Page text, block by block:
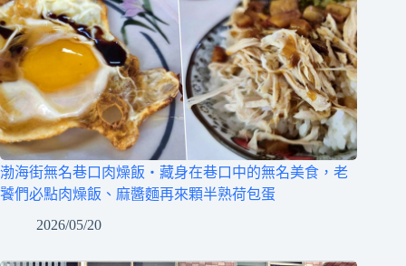
渤海街無名巷口肉燥飯‧藏身在巷口中的無名美食，老
饕們必點肉燥飯、麻醬麵再來顆半熟荷包蛋
2026/05/20